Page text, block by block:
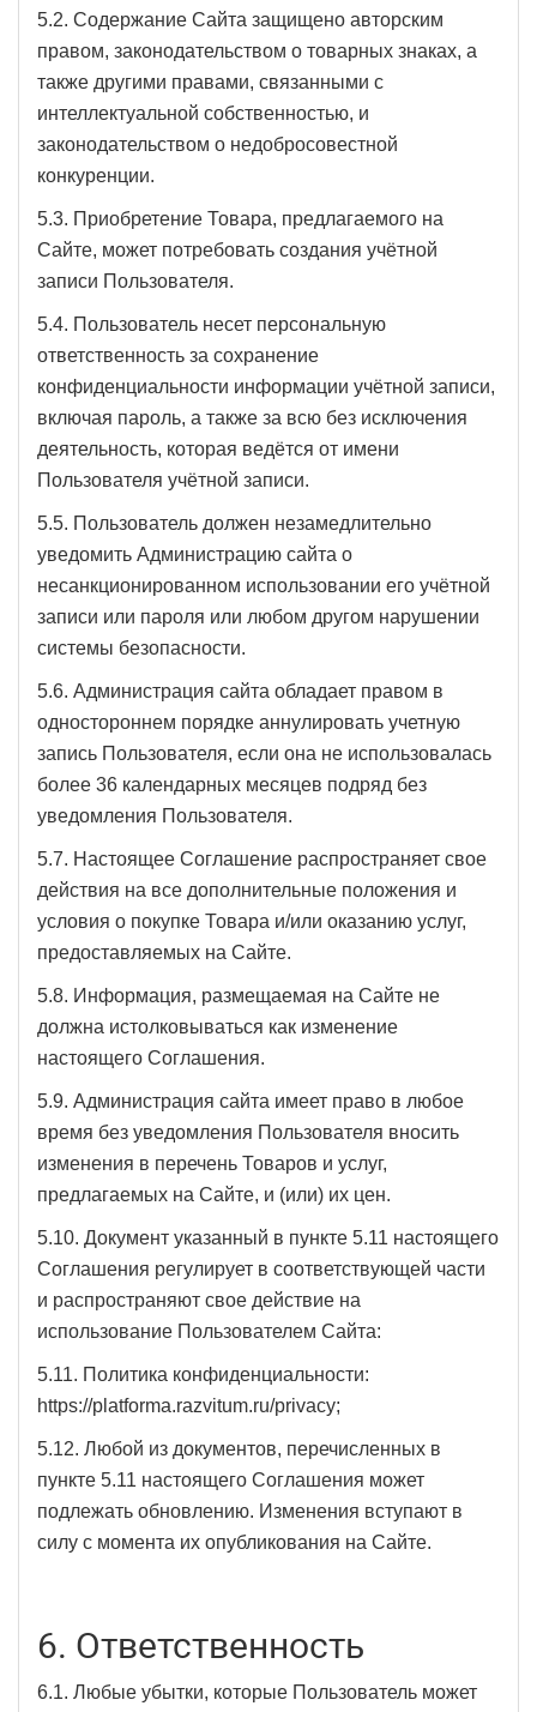
5.2. Содержание Сайта защищено авторским
правом, законодательством о товарных знаках, а
также другими правами, связанными с
интеллектуальной собственностью, и
законодательством о недобросовестной
конкуренции.
5.3. Приобретение Товара, предлагаемого на
Сайте, может потребовать создания учётной
записи Пользователя.
5.4. Пользователь несет персональную
ответственность за сохранение
конфиденциальности информации учётной записи,
включая пароль, а также за всю без исключения
деятельность, которая ведётся от имени
Пользователя учётной записи.
5.5. Пользователь должен незамедлительно
уведомить Администрацию сайта о
несанкционированном использовании его учётной
записи или пароля или любом другом нарушении
системы безопасности.
5.6. Администрация сайта обладает правом в
одностороннем порядке аннулировать учетную
запись Пользователя, если она не использовалась
более 36 календарных месяцев подряд без
уведомления Пользователя.
5.7. Настоящее Соглашение распространяет свое
действия на все дополнительные положения и
условия о покупке Товара и/или оказанию услуг,
предоставляемых на Сайте.
5.8. Информация, размещаемая на Сайте не
должна истолковываться как изменение
настоящего Соглашения.
5.9. Администрация сайта имеет право в любое
время без уведомления Пользователя вносить
изменения в перечень Товаров и услуг,
предлагаемых на Сайте, и (или) их цен.
5.10. Документ указанный в пункте 5.11 настоящего
Соглашения регулирует в соответствующей части
и распространяют свое действие на
использование Пользователем Сайта:
5.11. Политика конфиденциальности:
https://platforma.razvitum.ru/privacy;
5.12. Любой из документов, перечисленных в
пункте 5.11 настоящего Соглашения может
подлежать обновлению. Изменения вступают в
силу с момента их опубликования на Сайте.
6. Ответственность
6.1. Любые убытки, которые Пользователь может